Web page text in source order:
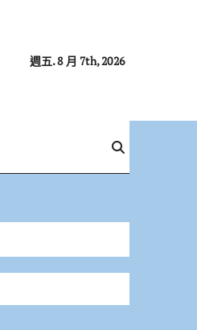
週五. 8 月 7th, 2026